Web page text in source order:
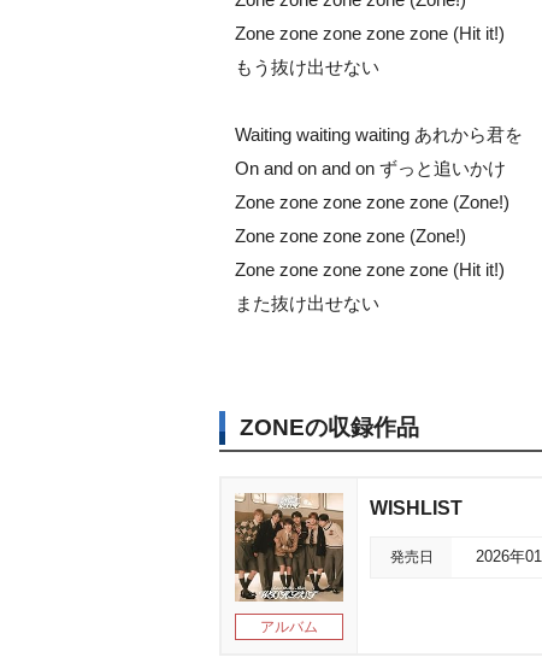
Zone zone zone zone zone (Hit it!)
もう抜け出せない
Waiting waiting waiting あれから君を
On and on and on ずっと追いかけ
Zone zone zone zone zone (Zone!)
Zone zone zone zone (Zone!)
Zone zone zone zone zone (Hit it!)
また抜け出せない
ZONEの収録作品
アルバム
WISHLIST
発売日 2026年